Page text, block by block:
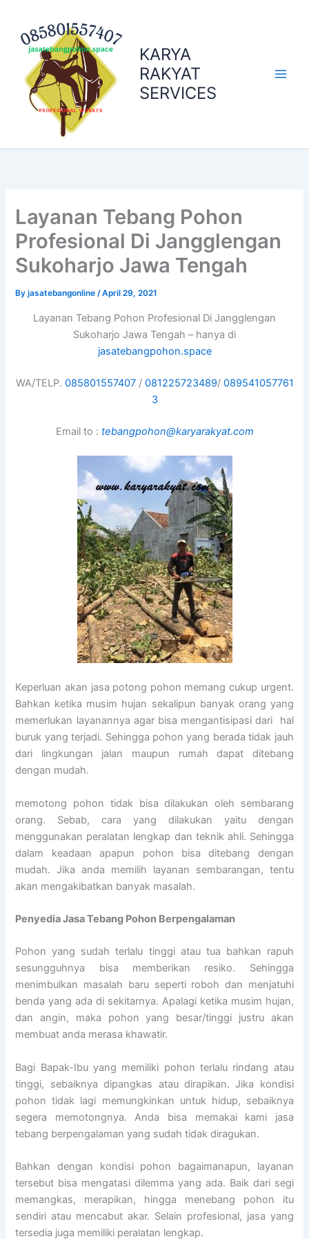
content
KARYA
RAKYAT
SERVICES
Layanan Tebang Pohon
Profesional Di Jangglengan
Sukoharjo Jawa Tengah
Byjasatebangonline/April 29, 2021
Layanan Tebang Pohon Profesional Di Jangglengan
Sukoharjo Jawa Tengah – hanya di
jasatebangpohon.space
WA/TELP. 085801557407/ 081225723489/ 089541057761
3
Email to : tebangpohon@karyarakyat.com
Keperluan akan jasa potong pohon memang cukup urgent.
Bahkan ketika musim hujan sekalipun banyak orang yang
memerlukan layanannya agar bisa mengantisipasi dari hal
buruk yang terjadi. Sehingga pohon yang berada tidak jauh
dari lingkungan jalan maupun rumah dapat ditebang
dengan mudah.
memotong pohon tidak bisa dilakukan oleh sembarang
orang. Sebab, cara yang dilakukan yaitu dengan
menggunakan peralatan lengkap dan teknik ahli. Sehingga
dalam keadaan apapun pohon bisa ditebang dengan
mudah. Jika anda memilih layanan sembarangan, tentu
akan mengakibatkan banyak masalah.
PenyediaJasa Tebang Pohon Berpengalaman
Pohon yang sudah terlalu tinggi atau tua bahkan rapuh
sesungguhnya bisa memberikan resiko. Sehingga
menimbulkan masalah baru seperti roboh dan menjatuhi
benda yang ada di sekitarnya. Apalagi ketika musim hujan,
dan angin, maka pohon yang besar/tinggi justru akan
membuat anda merasa khawatir.
Bagi Bapak-Ibu yang memiliki pohon terlalu rindang atau
tinggi, sebaiknya dipangkas atau dirapikan. Jika kondisi
pohon tidak lagi memungkinkan untuk hidup, sebaiknya
segera memotongnya. Anda bisa memakai kami jasa
tebang berpengalaman yang sudah tidak diragukan.
Bahkan dengan kondisi pohon bagaimanapun, layanan
tersebut bisa mengatasi dilemma yang ada. Baik dari segi
memangkas, merapikan, hingga menebang pohon itu
sendiri atau mencabut akar. Selain profesional, jasa yang
tersedia juga memiliki peralatan lengkap.